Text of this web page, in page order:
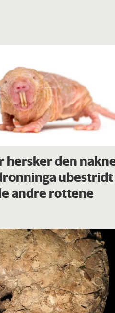
hersker den
ubestridt
andre rottene